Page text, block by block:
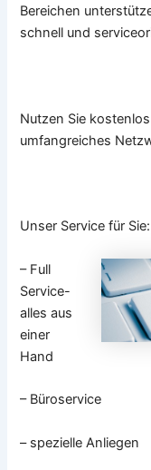
Bereichen
schnell und
Nutzen Sie
umfangreiches
Unser Service für Sie:
– Full
Service-
alles aus
einer
Hand
– Büroservice
– spezielle Anliegen